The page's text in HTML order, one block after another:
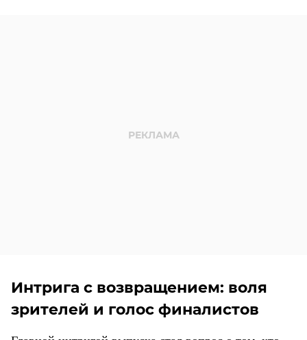
Интрига с возвращением: воля
зрителей и голос финалистов